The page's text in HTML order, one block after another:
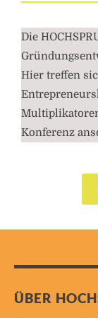
Die
Hier treffen
Konferenz
ÜBER